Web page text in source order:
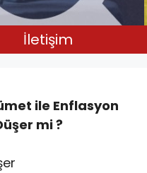
İletişim
ile Enflasyon
mi ?